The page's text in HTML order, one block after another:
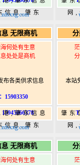
信息,肇东
网
港
无限商机
何处有生意
处处是商机
布各类供求信息
15903350
港,肇东信息
信息,肇东
本站
肇东
网
港
无限商机
何处有生意